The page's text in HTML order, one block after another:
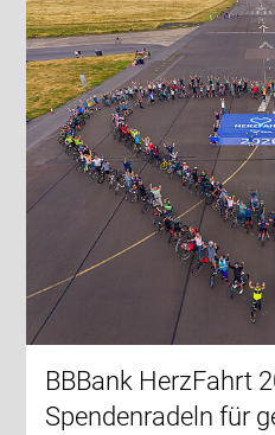
BBBank HerzFahrt
Spendenradeln für